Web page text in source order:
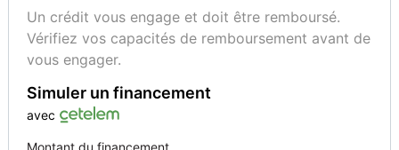
- trappe à ski
- Synthèse/reconnaissance vocale
- Système anti collision
- Système de navigation visualisation 3D et voix
- avec écran tactile
- affichage couleur
Un crédit vous engage et doit être remboursé.
Vérifiez vos capacités de remboursement avant de
vous engager.
Simuler un financement
avec